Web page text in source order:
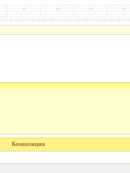
Композиция